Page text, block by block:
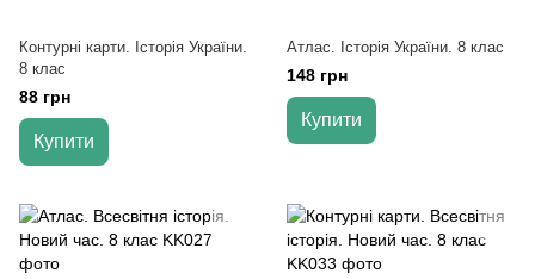
Контурні карти. Історія України.
8 клас
88 грн
Купити
Атлас. Історія України. 8 клас
148 грн
Купити